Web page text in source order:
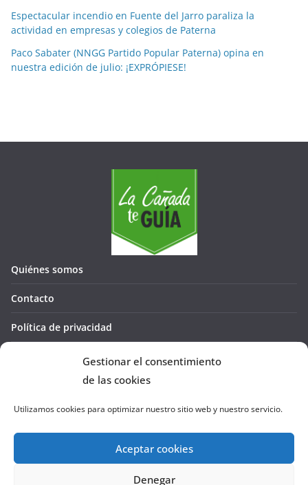
Gestionar el consentimiento
de las cookies
Utilizamos cookies para optimizar nuestro sitio web y nuestro servicio.
Aceptar cookies
Denegar
s
Espectacular incendio en Fuente del Jarro paraliza la
actividad en empresas y colegios de Paterna
Paco Sabater (NNGG Partido Popular Paterna) opina en
nuestra edición de julio: ¡EXPRÓPIESE!
Quiénes somos
Contacto
Política de privacidad
Política de cookies (UE)